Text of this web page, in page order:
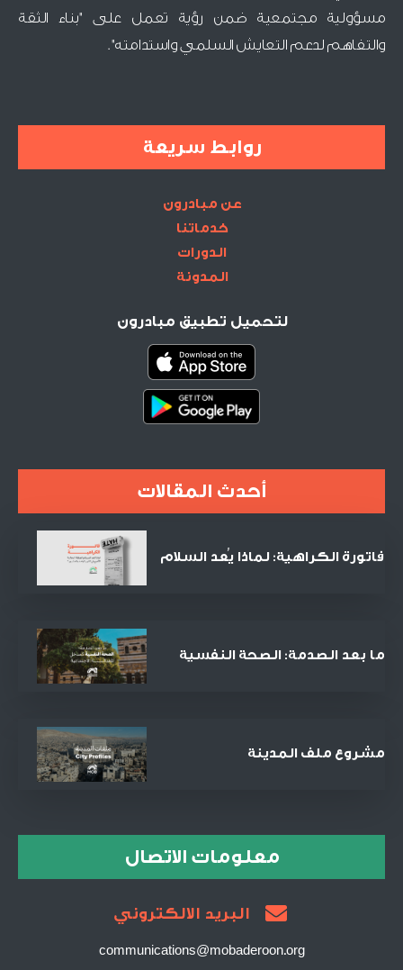
مسؤولية مجتمعية ضمن رؤية تعمل على "بناء الثقة
والتفاهم لدعم التعايش السلمي واستدامته".
روابط سريعة
عن مبادرون
خدماتنا
الدورات
المدونة
لتحميل تطبيق مبادرون
أحدث المقالات
فاتورة الكراهية: لماذا يُعد السلام
ما بعد الصدمة: الصحة النفسية
مشروع ملف المدينة
معلومات الاتصال
البريد الالكتروني
communications@mobaderoon.org